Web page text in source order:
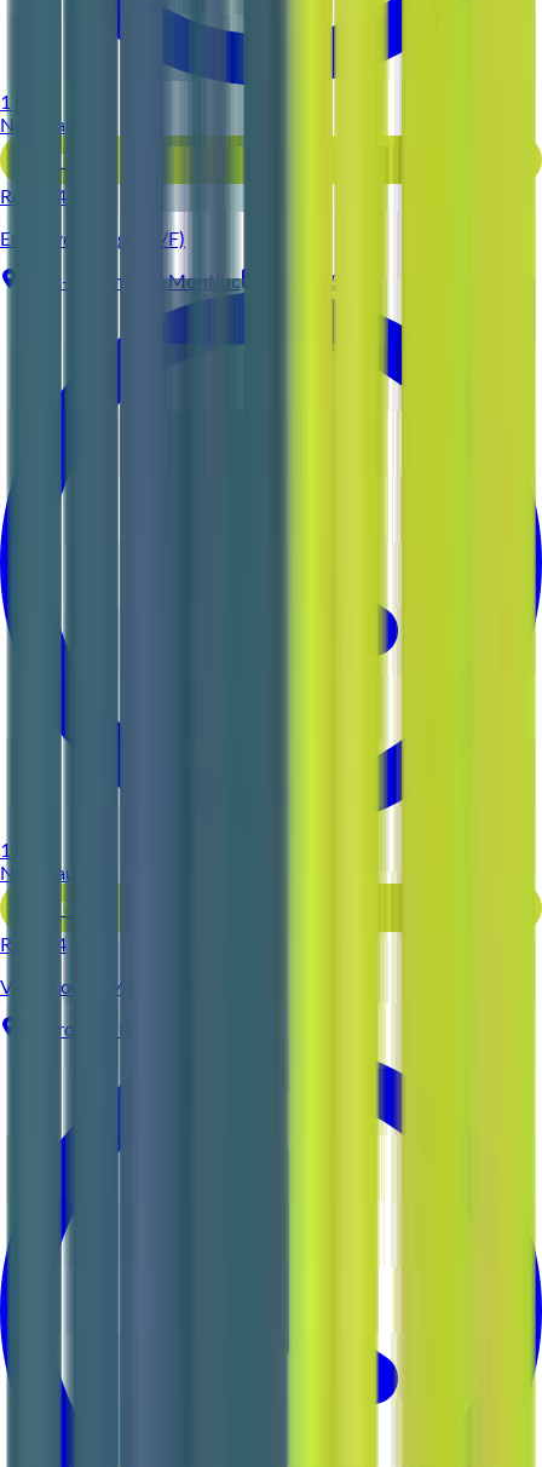
1 jour
Nouveau
Voir l'offre
Reso 44
Employé d'étage (H/F)
Saint-Étienne-de-Montluc
3-5 ans
1 jour
Nouveau
Voir l'offre
Reso 44
VALET ou FEMME DE CHAMBRE
Sautron